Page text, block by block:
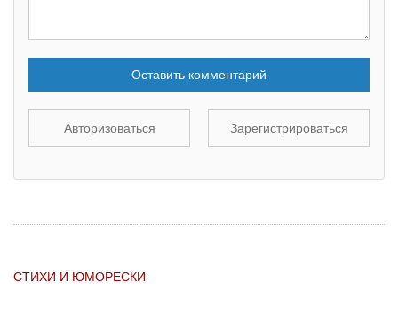
Оставить комментарий
Авторизоваться Зарегистрироваться
СТИХИ И ЮМОРЕСКИ